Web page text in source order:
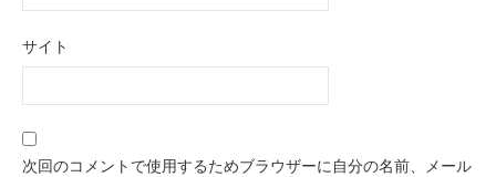
サイト
次回のコメントで使用するためブラウザーに自分の名前、メール